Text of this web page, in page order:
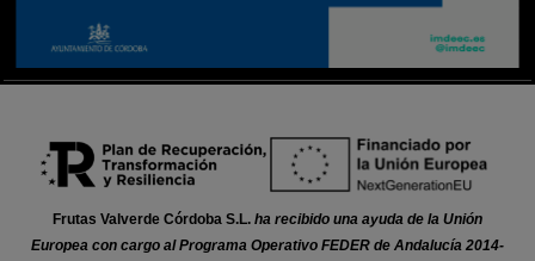
Frutas Valverde Córdoba S.L. ha recibido una ayuda de la Unión
Europea con cargo al Programa Operativo FEDER de Andalucía 2014-